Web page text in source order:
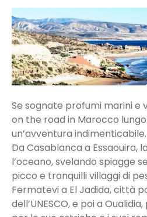
Se sognate profumi marini e
on the road in Marocco
un’avventura indimenticabile.
Da Casablanca a Essaouira,
l’oceano, svelando spiagge
picco e tranquilli villaggi di
Fermatevi a El Jadida, città
dell’UNESCO, e poi a